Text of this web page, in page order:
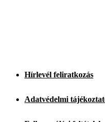
Hírlevél feliratkozás
Adatvédelmi